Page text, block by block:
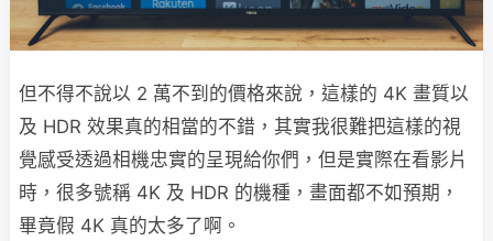
但不得不說以 2 萬不到的價格來說，這樣的 4K 畫質以
及 HDR 效果真的相當的不錯，其實我很難把這樣的視
覺感受透過相機忠實的呈現給你們，但是實際在看影片
時，很多號稱 4K 及 HDR 的機種，畫面都不如預期，
畢竟假 4K 真的太多了啊。